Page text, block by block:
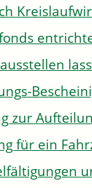
zur
für ein